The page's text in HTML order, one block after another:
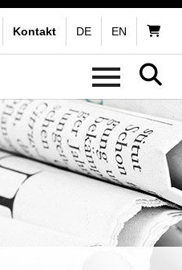
Kontakt DE EN